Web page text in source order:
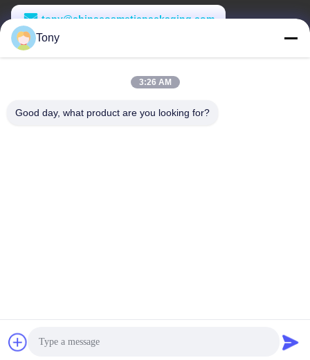
tony@chinacosmeticpackaging.com
Εργασιακό χρόνο
Πολιτική απορρήτου
Tony
3:26 AM
Good day, what product are you looking for?